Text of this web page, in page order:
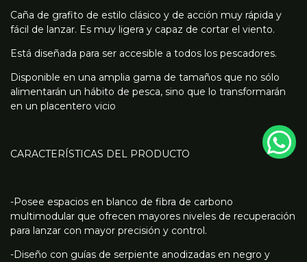
Caña de grafito de estilo clásico y de acción muy rápida y
fácil de lanzar. Es muy ligera y capaz de cortar el viento.
Está diseñada para ser accesible a todos los pescadores.
Disponible en una amplia gama de tamaños que no sólo
alimentarán un hábito de pesca, sino que lo transformarán
en un placentero vicio
CARACTERÍSTICAS DEL PRODUCTO
-Posee espacios en blanco de fibra de carbono
multimodular que ofrecen mayores niveles de recuperación
para lanzar con mayor precisión y control.
-Diseño con guías de serpiente anodizadas en negro y